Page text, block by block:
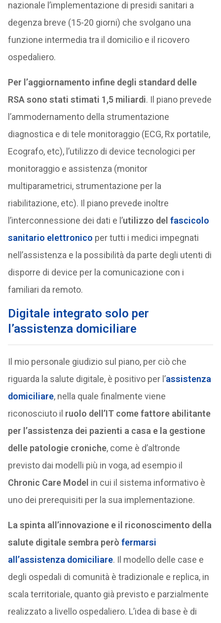
nazionale l’implementazione di presidi sanitari a
degenza breve (15-20 giorni) che svolgano una
funzione intermedia tra il domicilio e il ricovero
ospedaliero.
Per l’aggiornamento infine degli standard delle
RSA sono stati stimati 1,5 miliardi. Il piano prevede
l’ammodernamento della strumentazione
diagnostica e di tele monitoraggio (ECG, Rx portatile,
Ecografo, etc), l’utilizzo di device tecnologici per
monitoraggio e assistenza (monitor
multiparametrici, strumentazione per la
riabilitazione, etc). Il piano prevede inoltre
l’interconnessione dei dati e l’utilizzo del fascicolo
sanitario elettronico per tutti i medici impegnati
nell’assistenza e la possibilità da parte degli utenti di
disporre di device per la comunicazione con i
familiari da remoto.
Digitale integrato solo per
l’assistenza domiciliare
Il mio personale giudizio sul piano, per ciò che
riguarda la salute digitale, è positivo per l’assistenza
domiciliare, nella quale finalmente viene
riconosciuto il ruolo dell’IT come fattore abilitante
per l’assistenza dei pazienti a casa e la gestione
delle patologie croniche, come è d’altronde
previsto dai modelli più in voga, ad esempio il
Chronic Care Model in cui il sistema informativo è
uno dei prerequisiti per la sua implementazione.
La spinta all’innovazione e il riconoscimento della
salute digitale sembra però fermarsi
all’assistenza domiciliare. Il modello delle case e
degli ospedali di comunità è tradizionale e replica, in
scala territoriale, quanto già previsto e parzialmente
realizzato a livello ospedaliero. L’idea di base è di